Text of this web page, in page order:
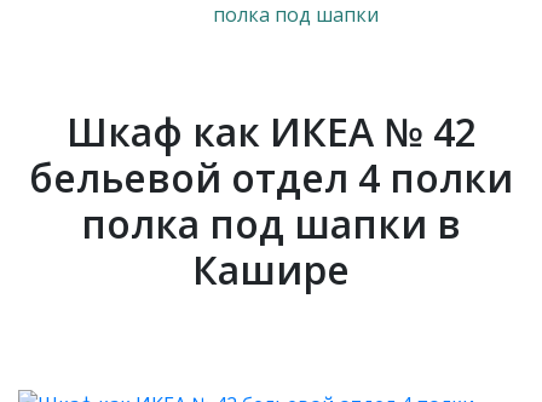
полка под шапки
Шкаф как ИКЕА № 42
бельевой отдел 4 полки
полка под шапки в
Кашире